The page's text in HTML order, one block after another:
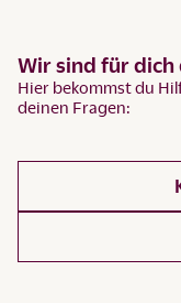
Wir sind für dich
Hier bekommst du
deinen Fragen: